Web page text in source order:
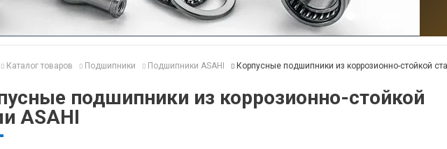
Каталог товаров Подшипники Подшипники ASAHI Корпусные подшипники из коррозионно-стойкой
подшипники из коррозионно-стойкой
ASAHI